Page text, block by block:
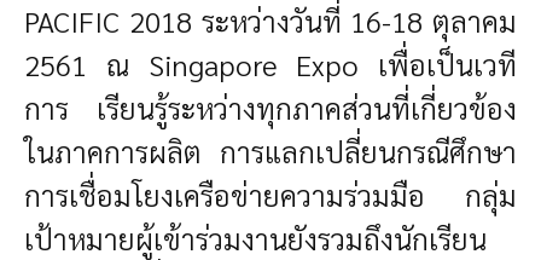
PACIFIC 2018 ระหว่างวันที่ 16-18 ตุลาคม
2561 ณ Singapore Expo เพื่อเป็นเวที
การ เรียนรู้ระหว่างทุกภาคส่วนที่เกี่ยวข้อง
ในภาคการผลิต การแลกเปลี่ยนกรณีศึกษา
การเชื่อมโยงเครือข่ายความร่วมมือ กลุ่ม
เป้าหมายผู้เข้าร่วมงานยังรวมถึงนักเรียน